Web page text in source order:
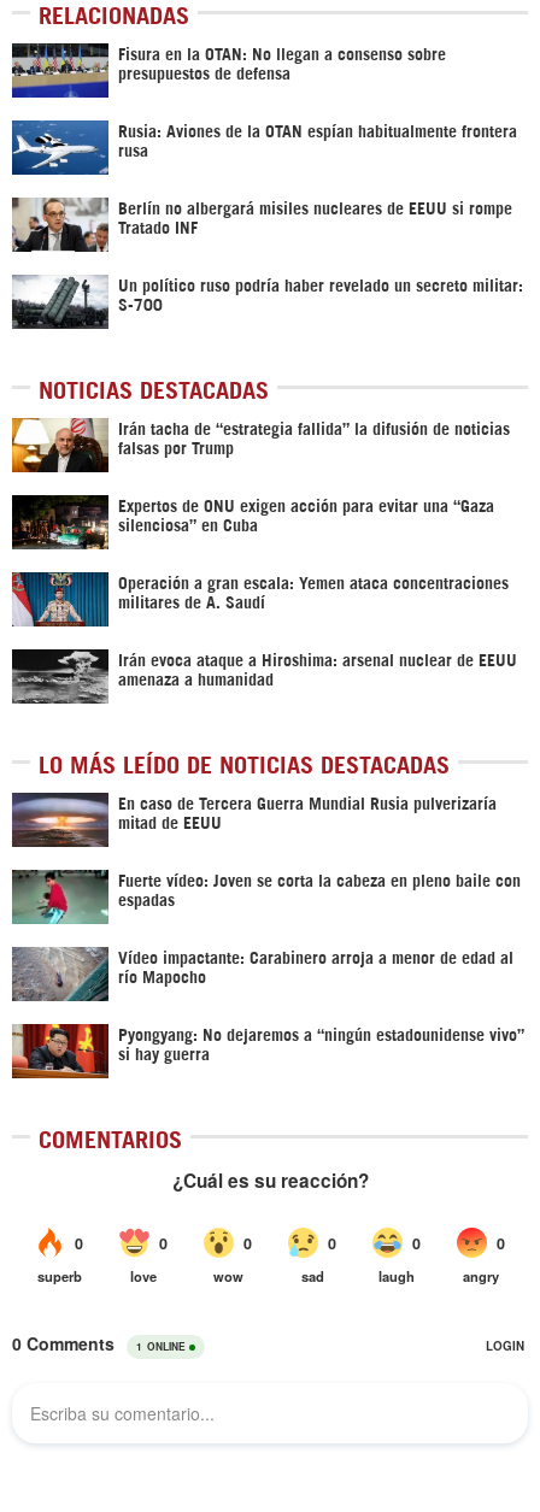
RELACIONADAS
Fisura en la OTAN: No llegan a consenso sobre
presupuestos de defensa
Rusia: Aviones de la OTAN espían habitualmente frontera
rusa
Berlín no albergará misiles nucleares de EEUU si rompe
Tratado INF
Un político ruso podría haber revelado un secreto militar:
S-700
NOTICIAS DESTACADAS
Irán tacha de “estrategia fallida” la difusión de noticias
falsas por Trump
Expertos de ONU exigen acción para evitar una “Gaza
silenciosa” en Cuba
Operación a gran escala: Yemen ataca concentraciones
militares de A. Saudí
Irán evoca ataque a Hiroshima: arsenal nuclear de EEUU
amenaza a humanidad
LO MÁS LEÍDO DE NOTICIAS DESTACADAS
En caso de Tercera Guerra Mundial Rusia pulverizaría
mitad de EEUU
Fuerte vídeo: Joven se corta la cabeza en pleno baile con
espadas
Vídeo impactante: Carabinero arroja a menor de edad al
río Mapocho
Pyongyang: No dejaremos a “ningún estadounidense vivo”
si hay guerra
COMENTARIOS